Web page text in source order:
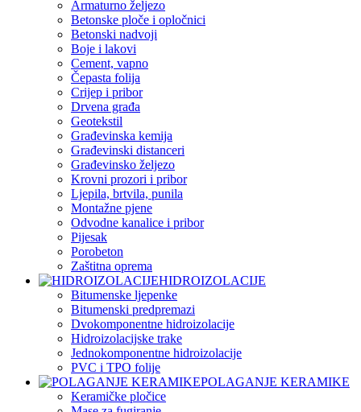
Armaturno željezo
Betonske ploče i opločnici
Betonski nadvoji
Boje i lakovi
Cement, vapno
Čepasta folija
Crijep i pribor
Drvena građa
Geotekstil
Građevinska kemija
Građevinski distanceri
Građevinsko željezo
Krovni prozori i pribor
Ljepila, brtvila, punila
Montažne pjene
Odvodne kanalice i pribor
Pijesak
Porobeton
Zaštitna oprema
HIDROIZOLACIJE
Bitumenske ljepenke
Bitumenski predpremazi
Dvokomponentne hidroizolacije
Hidroizolacijske trake
Jednokomponentne hidroizolacije
PVC i TPO folije
POLAGANJE KERAMIKE
Keramičke pločice